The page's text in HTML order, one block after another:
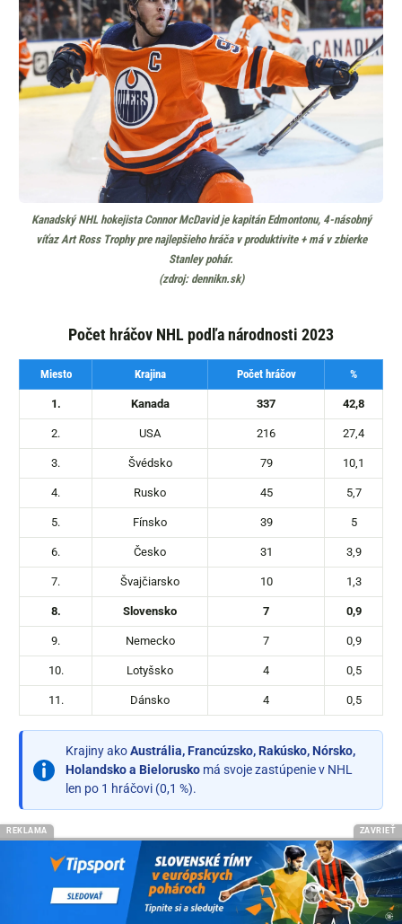
Kanadský NHL hokejista Connor McDavid je kapitán Edmontonu, 4-násobný
víťaz Art Ross Trophy pre najlepšieho hráča v produktivite + má v zbierke
Stanley pohár.
(zdroj: dennikn.sk)
Počet hráčov NHL podľa národnosti 2023
Miesto Krajina Počet hráčov %
1. Kanada 337 42,8
2. USA 216 27,4
3. Švédsko 79 10,1
4. Rusko 45 5,7
5. Fínsko 39 5
6. Česko 31 3,9
7. Švajčiarsko 10 1,3
8. Slovensko 7 0,9
9. Nemecko 7 0,9
10. Lotyšsko 4 0,5
11. Dánsko 4 0,5
Krajiny akoAustrália, Francúzsko, Rakúsko, Nórsko,
Holandsko a Bielorusko má svoje zastúpenie v NHL
len po 1 hráčovi (0,1 %).
Prestupy a transfery v NHL 2023/24
Aby ste zachytili všetky NHL prestupy, tak odporúčame
REKLAMA ZAVRIEŤ